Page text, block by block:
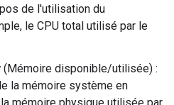
de l'utilisation du
le CPU total utilisé par le
(Mémoire disponible/utilisée) :
la mémoire système en